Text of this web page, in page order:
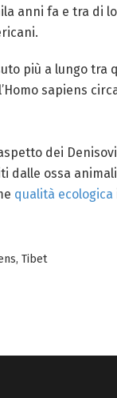
anni fa e tra di
più a lungo
sapiens
dei
dalle ossa
qualità ecologica
, Tibet